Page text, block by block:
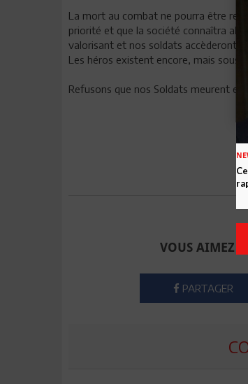
La mort au combat ne pourra être
priorité et que la société connaîtra
valorisant et nos soldats accèderont
Les héros existent encore, mais sous
Refusons que nos Soldats meurent
VOUS AIMEZ
PARTAGER